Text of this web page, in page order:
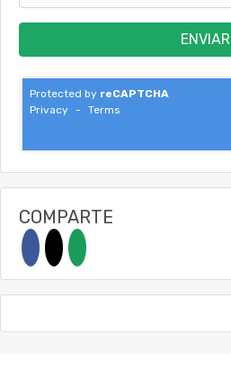
ENVIAR
Protected by reCAPTCHA
Privacy
- Terms
COMPARTE